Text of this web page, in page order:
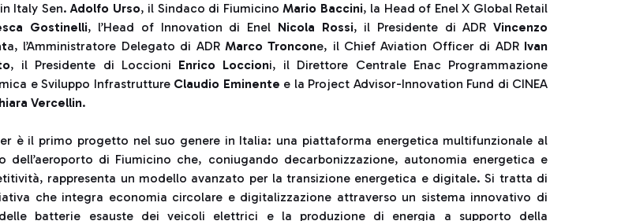
Italy Sen.Adolfo Urso, il Sindaco di Fiumicino Mario Baccini, la Head of Enel X Global Retail
Gostinelli, l’Head of Innovation di Enel Nicola Rossi, il Presidente di ADRVincenzo
a, l’Amministratore Delegato di ADR Marco Troncone, il Chief Aviation Officer di ADR Ivan
, il Presidente di Loccioni Enrico Loccioni, il Direttore Centrale Enac Programmazione
e Sviluppo Infrastrutture Claudio Eminente e la Project Advisor-Innovation Fund di CINEA
Vercellin.
è il primo progetto nel suo genere in Italia: una piattaforma energetica multifunzionale al
dell’aeroporto di Fiumicino che, coniugando decarbonizzazione, autonomia energetica e
rappresenta un modello avanzato per la transizione energetica e digitale. Si tratta di
che integra economia circolare e digitalizzazione attraverso un sistema innovativo di
batterie esauste dei veicoli elettrici e la produzione di energia a supporto della